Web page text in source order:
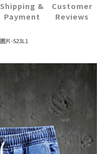
Shipping &
Payment
Customer
Reviews